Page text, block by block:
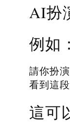
AI扮
例如：
請你扮
看到這
這可